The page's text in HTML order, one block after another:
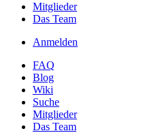
Mitglieder
Das Team
Anmelden
FAQ
Blog
Wiki
Suche
Mitglieder
Das Team